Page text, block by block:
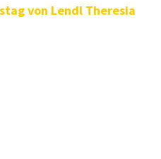
von Lendl Theresia